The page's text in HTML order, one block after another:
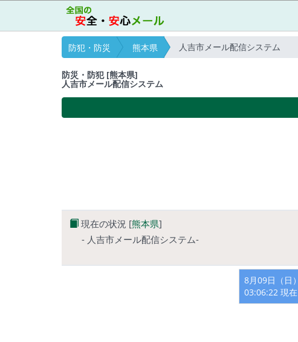
防犯・防災 熊本県 人吉市メール配信システム
防災・防犯 [熊本県]
人吉市メール配信システム
現在の状況 [熊本県]
- 人吉市メール配信システム-
8月09日（日）
03:06:22 現在